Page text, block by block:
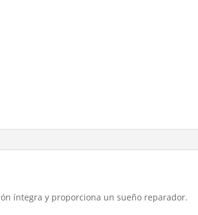
íntegra y proporciona un sueño reparador.